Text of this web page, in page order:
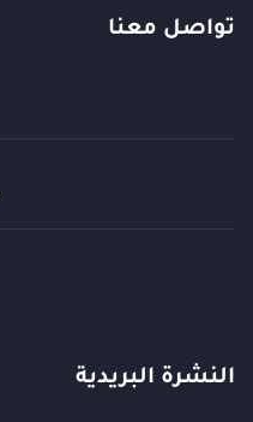
تواصل معنا
النشرة البريدية